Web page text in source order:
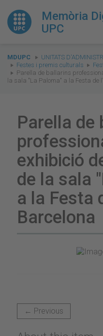
Memòria
UPC
You
are
here:
MDUPC UNITATS
Festes i premis culturals
Parella de ballarins
la sala "La Paloma" a la Festa de
Parella de
exhibició
de la sala
a la Festa
Barcelona
← Previous